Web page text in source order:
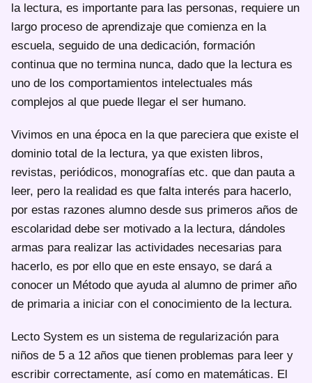
la lectura, es importante para las personas, requiere un
largo proceso de aprendizaje que comienza en la
escuela, seguido de una dedicación, formación
continua que no termina nunca, dado que la lectura es
uno de los comportamientos intelectuales más
complejos al que puede llegar el ser humano.
Vivimos en una época en la que pareciera que existe el
dominio total de la lectura, ya que existen libros,
revistas, periódicos, monografías etc. que dan pauta a
leer, pero la realidad es que falta interés para hacerlo,
por estas razones alumno desde sus primeros años de
escolaridad debe ser motivado a la lectura, dándoles
armas para realizar las actividades necesarias para
hacerlo, es por ello que en este ensayo, se dará a
conocer un Método que ayuda al alumno de primer año
de primaria a iniciar con el conocimiento de la lectura.
Lecto System es un sistema de regularización para
niños de 5 a 12 años que tienen problemas para leer y
escribir correctamente, así como en matemáticas. El